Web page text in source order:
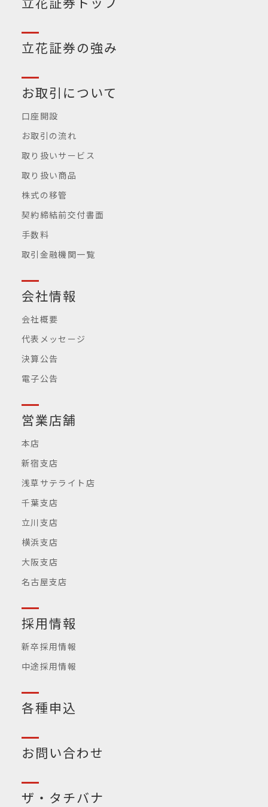
立花証券の強み
お取引について
口座開設
お取引の流れ
取り扱いサービス
取り扱い商品
株式の移管
契約締結前交付書面
手数料
取引金融機関一覧
会社情報
会社概要
代表メッセージ
決算公告
電子公告
営業店舗
本店
新宿支店
浅草サテライト店
千葉支店
立川支店
横浜支店
大阪支店
名古屋支店
採用情報
新卒採用情報
中途採用情報
各種申込
お問い合わせ
ザ・タチバナ